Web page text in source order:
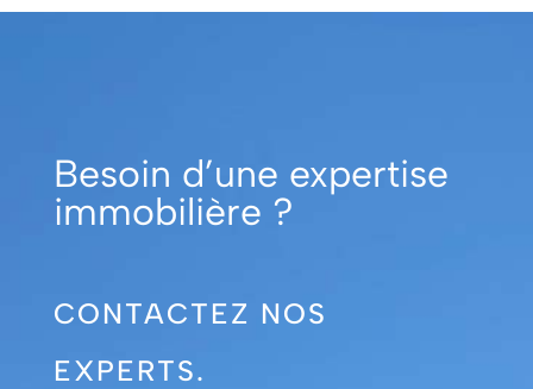
Besoin d’une expertise
immobilière ?
CONTACTEZ NOS
EXPERTS.